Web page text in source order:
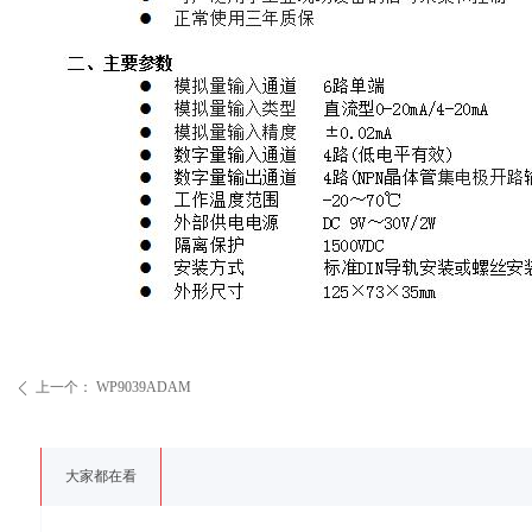
大家都在看
ꄴ 上一个： WP9039ADAM